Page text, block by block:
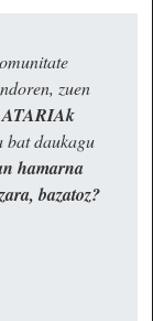
zuen
ATARIAk
bat daukagu
hamarna
bazatoz?